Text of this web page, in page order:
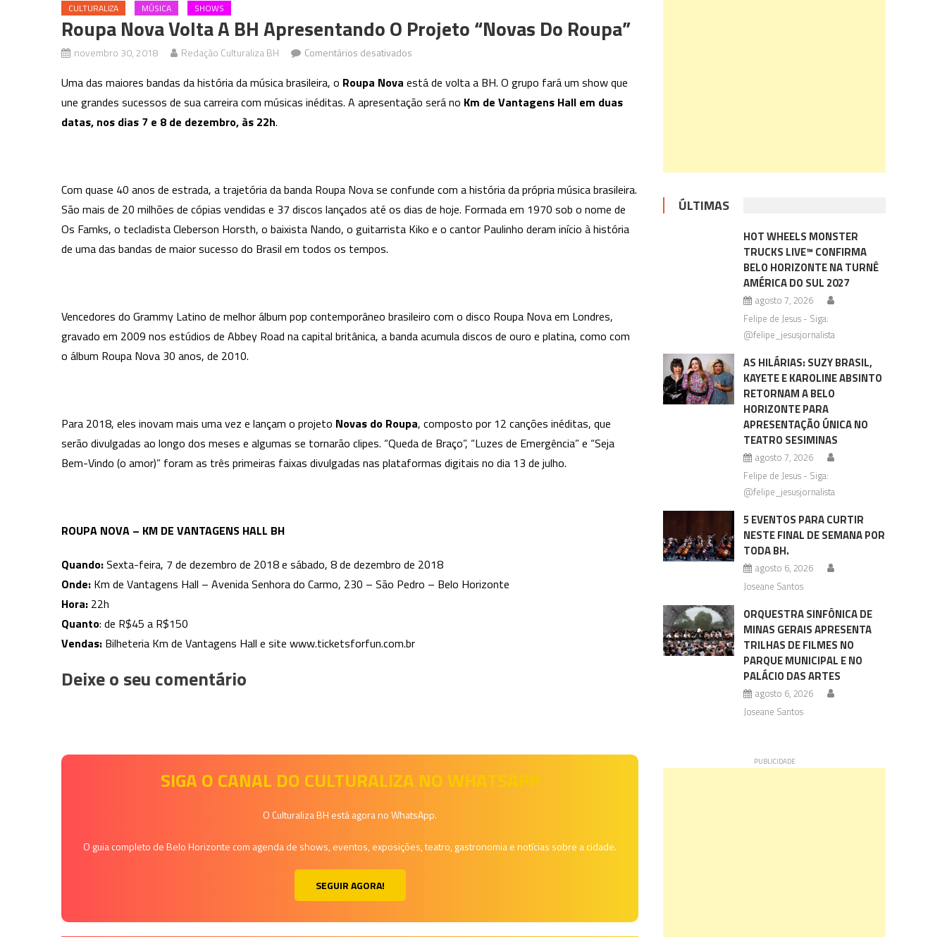
CULTURALIZA MÚSICA SHOWS
Roupa Nova Volta A BH Apresentando O Projeto “Novas Do Roupa”
novembro 30, 2018 Redação Culturaliza BH Comentários desativados
Nova
volta
projeto
“Novas
do
Uma das maiores bandas da história da música brasileira, o Roupa Nova está de volta a BH. O grupo fará um show que
une grandes sucessos de sua carreira com músicas inéditas. A apresentação será no Km de Vantagens Hall em duas
datas, nos dias 7 e 8 de dezembro, às 22h.
Com quase 40 anos de estrada, a trajetória da banda Roupa Nova se confunde com a história da própria música brasileira.
São mais de 20 milhões de cópias vendidas e 37 discos lançados até os dias de hoje. Formada em 1970 sob o nome de
Os Famks, o tecladista Cleberson Horsth, o baixista Nando, o guitarrista Kiko e o cantor Paulinho deram início à história
de uma das bandas de maior sucesso do Brasil em todos os tempos.
Vencedores do Grammy Latino de melhor álbum pop contemporâneo brasileiro com o disco Roupa Nova em Londres,
gravado em 2009 nos estúdios de Abbey Road na capital britânica, a banda acumula discos de ouro e platina, como com
o álbum Roupa Nova 30 anos, de 2010.
Para 2018, eles inovam mais uma vez e lançam o projeto Novas do Roupa, composto por 12 canções inéditas, que
serão divulgadas ao longo dos meses e algumas se tornarão clipes. “Queda de Braço”, “Luzes de Emergência” e “Seja
Bem-Vindo (o amor)” foram as três primeiras faixas divulgadas nas plataformas digitais no dia 13 de julho.
ROUPA NOVA – KM DE VANTAGENS HALL BH
Quando:Sexta-feira, 7 de dezembro de 2018 e sábado, 8 de dezembro de 2018
Onde: Km de Vantagens Hall – Avenida Senhora do Carmo, 230 – São Pedro – Belo Horizonte
Hora: 22h
Quanto: de R$45 a R$150
Vendas: Bilheteria Km de Vantagens Hall e site www.ticketsforfun.com.br
Deixe o seu comentário
SIGA O CANAL DO CULTURALIZA NO WHATSAPP
O Culturaliza BH está agora no WhatsApp.
O guia completo de Belo Horizonte com agenda de shows, eventos, exposições, teatro, gastronomia e notícias sobre a cidade.
SEGUIR AGORA!
ÚLTIMAS
HOT WHEELS MONSTER
TRUCKS LIVE™ CONFIRMA
BELO HORIZONTE NA TURNÊ
AMÉRICA DO SUL 2027
agosto 7, 2026
Felipe de Jesus - Siga:
@felipe_jesusjornalista
AS HILÁRIAS: SUZY BRASIL,
KAYETE E KAROLINE ABSINTO
RETORNAM A BELO
HORIZONTE PARA
APRESENTAÇÃO ÚNICA NO
TEATRO SESIMINAS
agosto 7, 2026
Felipe de Jesus - Siga:
@felipe_jesusjornalista
5 EVENTOS PARA CURTIR
NESTE FINAL DE SEMANA POR
TODA BH.
agosto 6, 2026
Joseane Santos
ORQUESTRA SINFÔNICA DE
MINAS GERAIS APRESENTA
TRILHAS DE FILMES NO
PARQUE MUNICIPAL E NO
PALÁCIO DAS ARTES
agosto 6, 2026
Joseane Santos